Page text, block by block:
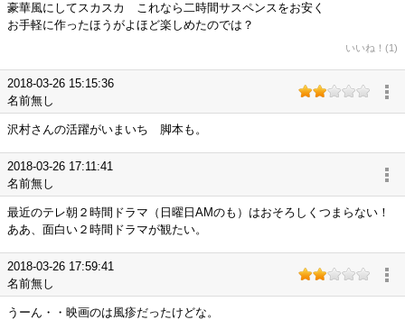
豪華風にしてスカスカ これなら二時間サスペンスをお安く
お手軽に作ったほうがよほど楽しめたのでは？
いいね！(1)
2018-03-26 15:15:36
名前無し
沢村さんの活躍がいまいち 脚本も。
2018-03-26 17:11:41
名前無し
最近のテレ朝２時間ドラマ（日曜日AMのも）はおそろしくつまらない！
ああ、面白い２時間ドラマが観たい。
2018-03-26 17:59:41
名前無し
うーん・・映画のは風疹だったけどな。